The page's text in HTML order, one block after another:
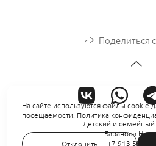
Поделиться
Детский и
Баранова
+7-913-539-18-
На сайте используются файлы cookie
посещаемости. Политика
Отклонить